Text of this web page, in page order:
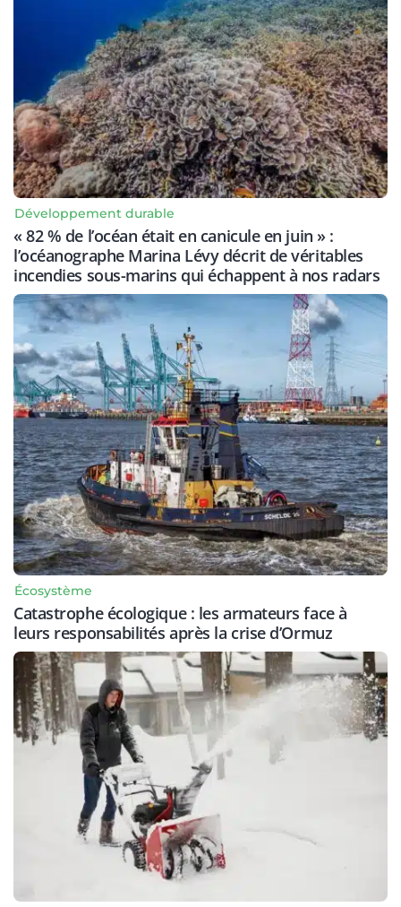
Développement durable
« 82 % de l’océan était en canicule en juin » :
l’océanographe Marina Lévy décrit de véritables
incendies sous-marins qui échappent à nos radars
Écosystème
Catastrophe écologique : les armateurs face à
leurs responsabilités après la crise d’Ormuz